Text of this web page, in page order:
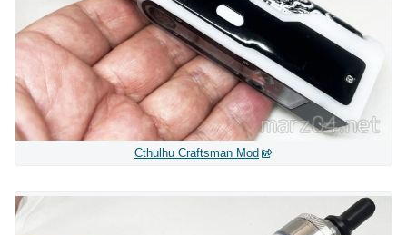
Cthulhu Craftsman Mod